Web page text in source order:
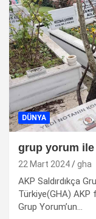
DÜNYA
grup yorum
22 Mart 2024 gha
AKP Saldırdıkça
Türkiye(GHA) AKP
Grup Yorum’un…